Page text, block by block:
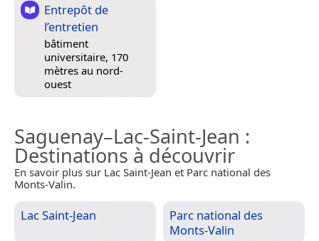
Entrepôt de
l’entretien
bâtiment
universitaire, 170
mètres au nord-
ouest
Saguenay–Lac-Saint-Jean :
Destinations à découvrir
En savoir plus sur Lac Saint-Jean et Parc national des
Monts-Valin.
Lac Saint-Jean
Parc national des
Monts-Valin